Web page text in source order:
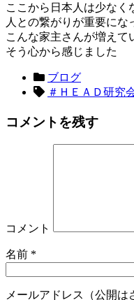
ここから日本人は少なく
人との繋がりが重要にな
こんな家主さんが増えて
そう心から感じました
ブログ
＃ＨＥＡＤ研究
コメントを残す
コメント
名前 *
メールアドレス（公開は